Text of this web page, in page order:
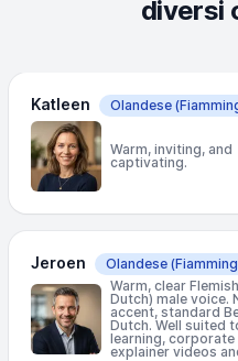
diversi
Katleen Olandese
Warm, inviting, and
captivating.
Jeroen Olandese
Warm, clear
Dutch) male voice.
accent, standard
Dutch. Well suited
learning, corporate
explainer videos